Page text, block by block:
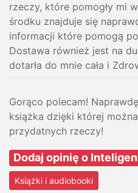
rzeczy, które pomogły mi
środku znajduje się
informacji które pomogą
Dostawa również jest na
dotarła do mnie cała i
Gorąco polecam!
książka dzięki której
przydatnych rzeczy!
Dodaj opinię o
Książki i audiobooki